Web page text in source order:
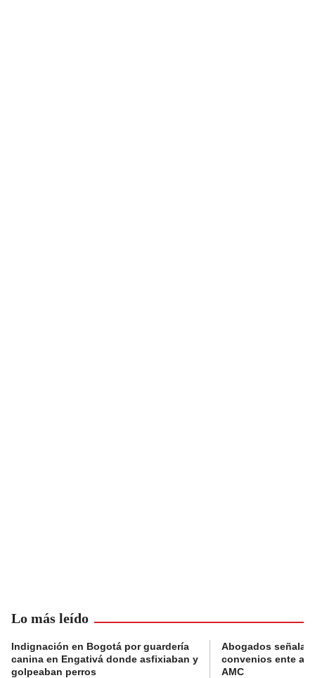
Lo más leído
Indignación en Bogotá por guardería
canina en Engativá donde asfixiaban y
golpeaban perros
Abogados
convenios ente
AMC